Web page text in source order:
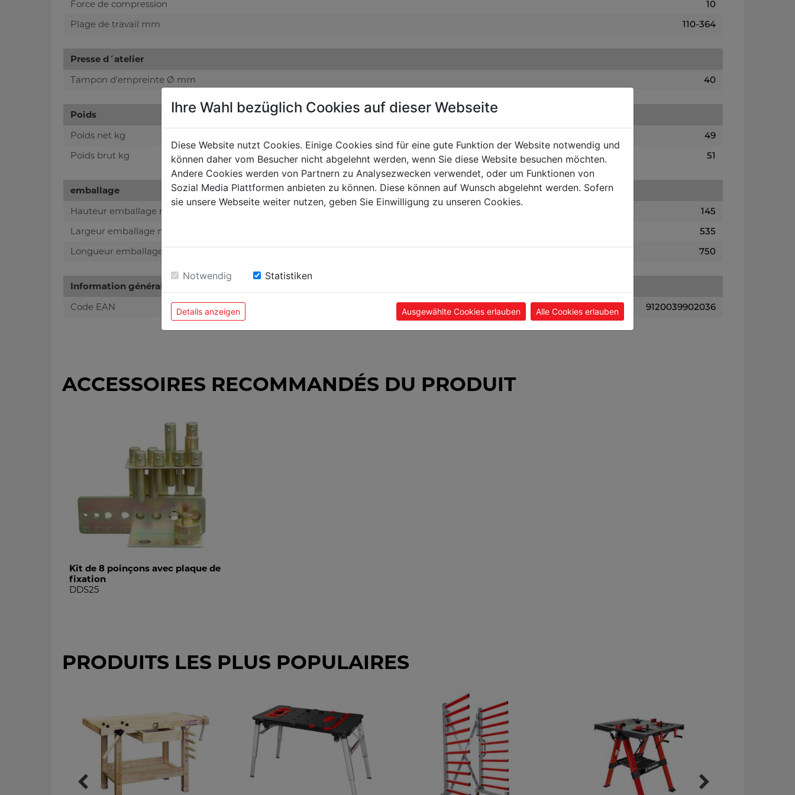
Force de compression
10
Plage de travail mm
110-364
Presse d´atelier
Tampon d'empreinte Ø mm
40
Poids
Poids net kg
49
Poids brut kg
51
emballage
Hauteur emballage mm
145
Largeur emballage mm
535
Longueur emballage mm
750
Information générale
Code EAN
9120039902036
ACCESSOIRES RECOMMANDÉS DU PRODUIT
Kit de 8 poinçons avec plaque de
fixation
DDS25
PRODUITS LES PLUS POPULAIRES
Ihre Wahl bezüglich Cookies auf dieser Webseite
Diese Website nutzt Cookies. Einige Cookies sind für eine gute Funktion der Website notwendig und
können daher vom Besucher nicht abgelehnt werden, wenn Sie diese Website besuchen möchten.
Andere Cookies werden von Partnern zu Analysezwecken verwendet, oder um Funktionen von
Sozial Media Plattformen anbieten zu können. Diese können auf Wunsch abgelehnt werden. Sofern
sie unsere Webseite weiter nutzen, geben Sie Einwilligung zu unseren Cookies.
Notwendig Statistiken
Details anzeigen Ausgewählte Cookies erlauben Alle Cookies erlauben